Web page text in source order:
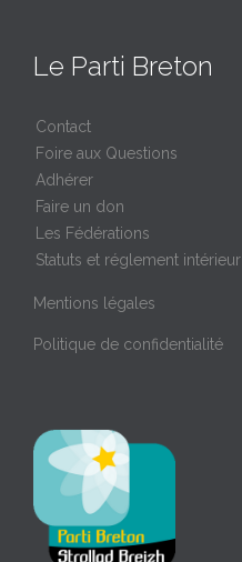
Le Parti Breton
Contact
Foire aux Questions
Adhérer
Faire un don
Les Fédérations
Statuts et réglement intérieur
Mentions légales
Politique de confidentialité